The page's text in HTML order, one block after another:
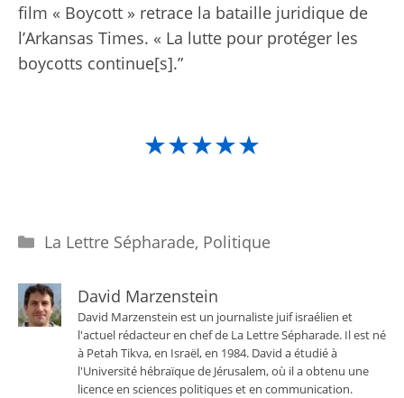
film « Boycott » retrace la bataille juridique de
l’Arkansas Times. « La lutte pour protéger les
boycotts continue[s].”
★★★★★
Catégories
La Lettre Sépharade, Politique
David Marzenstein
David Marzenstein est un journaliste juif israélien et
l'actuel rédacteur en chef de La Lettre Sépharade. Il est né
à Petah Tikva, en Israël, en 1984. David a étudié à
l'Université hébraïque de Jérusalem, où il a obtenu une
licence en sciences politiques et en communication.